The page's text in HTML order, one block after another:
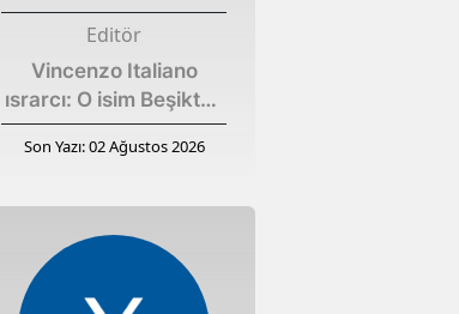
Editör
Vincenzo Italiano
ısrarcı: O isim Beşiktaş
yolunda!
Son Yazı: 02 Ağustos 2026